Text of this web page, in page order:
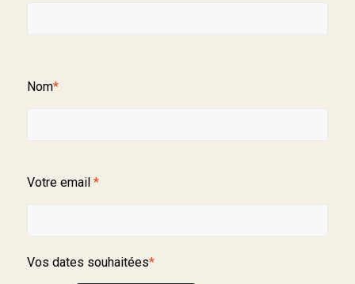
Nom*
Votre email *
Vos dates souhaitées*